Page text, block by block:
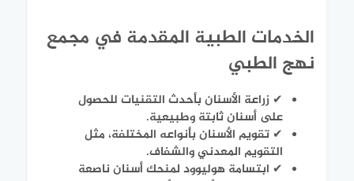
الخدمات الطبية المقدمة في مجمع
نهج الطبي
✔ زراعة الأسنان بأحدث التقنيات للحصول
على أسنان ثابتة وطبيعية.
✔ تقويم الأسنان بأنواعه المختلفة، مثل
التقويم المعدني والشفاف.
✔ ابتسامة هوليوود لمنحك أسنان ناصعة